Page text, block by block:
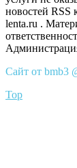
новостей RSS
lenta.ru .
Сайт от bmb3
Top